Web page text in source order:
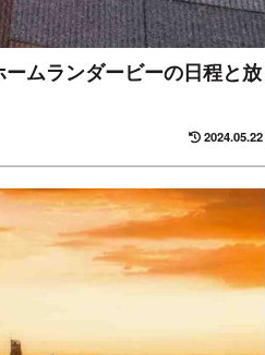
ムランダービーの日程と放
2024.05.22